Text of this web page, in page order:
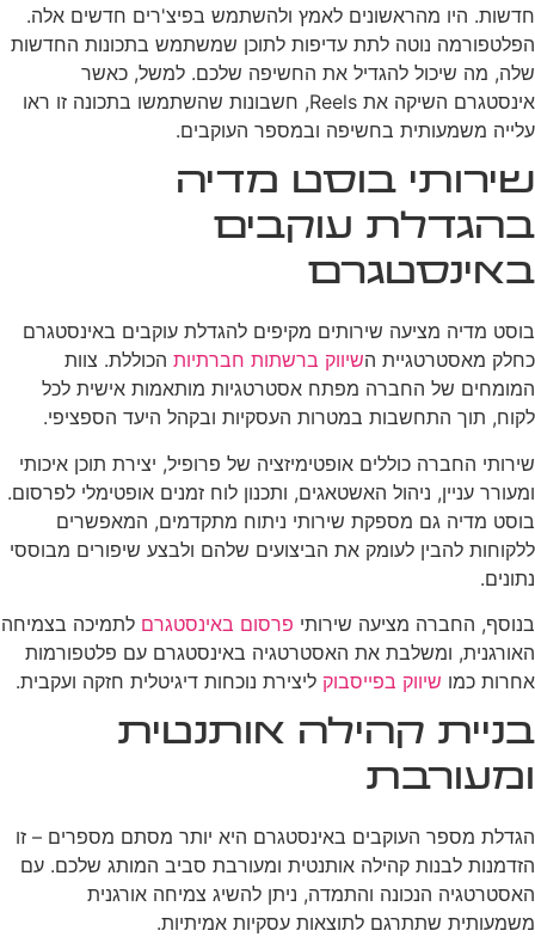
חדשות. היו מהראשונים לאמץ ולהשתמש בפיצ'רים חדשים אלה.
הפלטפורמה נוטה לתת עדיפות לתוכן שמשתמש בתכונות החדשות
שלה, מה שיכול להגדיל את החשיפה שלכם. למשל, כאשר
אינסטגרם השיקה את Reels, חשבונות שהשתמשו בתכונה זו ראו
עלייה משמעותית בחשיפה ובמספר העוקבים.
שירותי בוסט מדיה
בהגדלת עוקבים
באינסטגרם
בוסט מדיה מציעה שירותים מקיפים להגדלת עוקבים באינסטגרם
כחלק מאסטרטגיית השיווק ברשתות חברתיות הכוללת. צוות
המומחים של החברה מפתח אסטרטגיות מותאמות אישית לכל
לקוח, תוך התחשבות במטרות העסקיות ובקהל היעד הספציפי.
שירותי החברה כוללים אופטימיזציה של פרופיל, יצירת תוכן איכותי
ומעורר עניין, ניהול האשטאגים, ותכנון לוח זמנים אופטימלי לפרסום.
בוסט מדיה גם מספקת שירותי ניתוח מתקדמים, המאפשרים
ללקוחות להבין לעומק את הביצועים שלהם ולבצע שיפורים מבוססי
נתונים.
בנוסף, החברה מציעה שירותי פרסום באינסטגרם לתמיכה בצמיחה
האורגנית, ומשלבת את האסטרטגיה באינסטגרם עם פלטפורמות
אחרות כמו שיווק בפייסבוק ליצירת נוכחות דיגיטלית חזקה ועקבית.
בניית קהילה אותנטית
ומעורבת
הגדלת מספר העוקבים באינסטגרם היא יותר מסתם מספרים – זו
הזדמנות לבנות קהילה אותנטית ומעורבת סביב המותג שלכם. עם
האסטרטגיה הנכונה והתמדה, ניתן להשיג צמיחה אורגנית
משמעותית שתתרגם לתוצאות עסקיות אמיתיות.